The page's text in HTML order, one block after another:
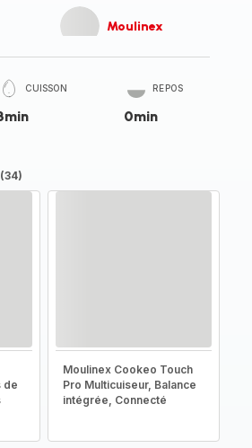
Moulinex
CUISSON REPOS
0min
de
Moulinex Cookeo Touch
Pro Multicuiseur, Balance
intégrée, Connecté